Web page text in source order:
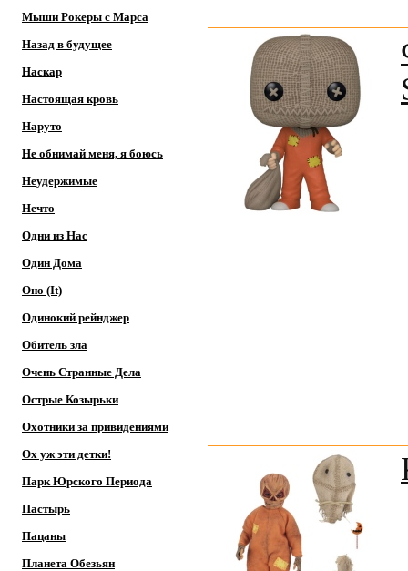
Мыши Рокеры с Марса
Назад в будущее
Наскар
Настоящая кровь
Наруто
Не обнимай меня, я боюсь
Неудержимые
Нечто
Одни из Нас
Один Дома
Оно (It)
Одинокий рейнджер
Обитель зла
Очень Странные Дела
Острые Козырьки
Охотники за привидениями
Ох уж эти детки!
Парк Юрского Периода
Пастырь
Пацаны
Планета Обезьян